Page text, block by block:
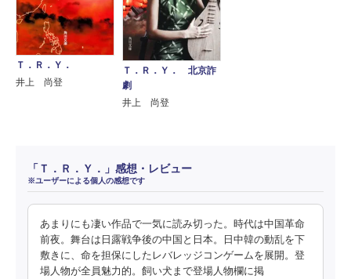
Ｔ．Ｒ．Ｙ．
井上 尚登
Ｔ．Ｒ．Ｙ． 北京詐
劇
井上 尚登
「Ｔ．Ｒ．Ｙ．」感想・レビュー
※ユーザーによる個人の感想です
あまりにも凄い作品で一気に読み切った。時代は中国革命
前夜。舞台は日露戦争後の中国と日本。日中韓の動乱を下
敷きに、命を担保にしたレバレッジコンゲームを展開。登
場人物が全員魅力的。飼い犬まで登場人物欄に掲